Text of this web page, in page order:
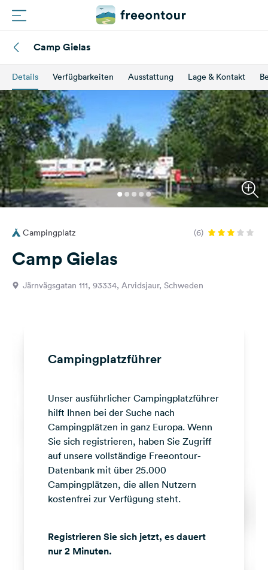
Routen
Plätze
Magazin
Partner
Registrieren
Einloggen
Fragen &
Feedback
Media
Facebook
Instagram
Camp Gielas
Details Verfügbarkeiten Ausstattung Lage & Kontakt
Campingplatz (6)
Camp Gielas
Järnvägsgatan 111, 93334, Arvidsjaur, Schweden
Campingplatzführer
Unser ausführlicher Campingplatzführer
hilft Ihnen bei der Suche nach
Campingplätzen in ganz Europa. Wenn
Sie sich registrieren, haben Sie Zugriff
auf unsere vollständige Freeontour-
Datenbank mit über 25.000
Campingplätzen, die allen Nutzern
kostenfrei zur Verfügung steht.
Registrieren Sie sich jetzt, es dauert
nur 2 Minuten.